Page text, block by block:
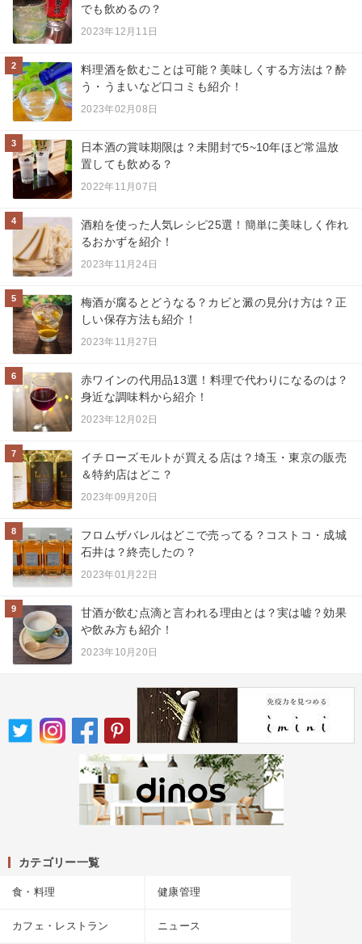
でも飲めるの？
2023年12月11日
2
料理酒を飲むことは可能？美味しくする方法は？酔
う・うまいなど口コミも紹介！
2023年02月08日
3
日本酒の賞味期限は？未開封で5~10年ほど常温放
置しても飲める？
2022年11月07日
4
酒粕を使った人気レシピ25選！簡単に美味しく作れ
るおかずを紹介！
2023年11月24日
5
梅酒が腐るとどうなる？カビと澱の見分け方は？正
しい保存方法も紹介！
2023年11月27日
6
赤ワインの代用品13選！料理で代わりになるのは？
身近な調味料から紹介！
2023年12月02日
7
イチローズモルトが買える店は？埼玉・東京の販売
＆特約店はどこ？
2023年09月20日
8
フロムザバレルはどこで売ってる？コストコ・成城
石井は？終売したの？
2023年01月22日
9
甘酒が飲む点滴と言われる理由とは？実は嘘？効果
や飲み方も紹介！
2023年10月20日
カテゴリー一覧
食・料理 健康管理
カフェ・レストラン ニュース